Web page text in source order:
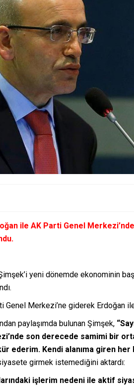
ile AK Parti Genel
yeni dönemde ekonominin
Genel Merkezi’ne giderek Erdoğan
paylaşımda bulunan Şimşek,
son derecede samimi bir
ederim. Kendi alanıma giren her
girmek istemediğini aktardı:
işlerim nedeni ile aktif